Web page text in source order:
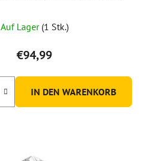
Auf Lager (1 Stk.)
€94,99
IN DEN WARENKORB